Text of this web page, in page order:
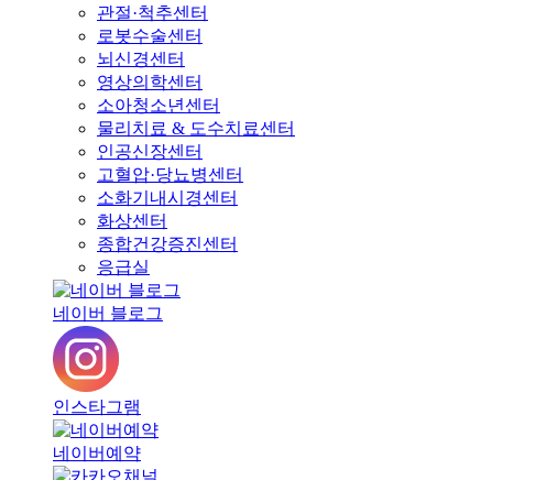
관절·척추센터
로봇수술센터
뇌신경센터
영상의학센터
소아청소년센터
물리치료 & 도수치료센터
인공신장센터
고혈압·당뇨병센터
소화기내시경센터
화상센터
종합건강증진센터
응급실
네이버 블로그
인스타그램
네이버예약